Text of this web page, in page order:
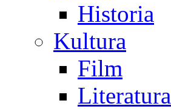
Historia
Kultura
Film
Literatura